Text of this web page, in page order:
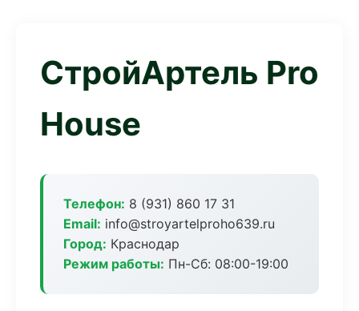
СтройАртель Pro
House
Телефон: 8 (931) 860 17 31
Email: info@stroyartelproho639.ru
Город: Краснодар
Режим работы: Пн-Сб: 08:00-19:00